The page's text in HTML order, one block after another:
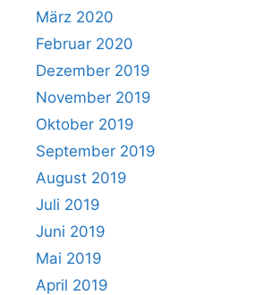
März 2020
Februar 2020
Dezember 2019
November 2019
Oktober 2019
September 2019
August 2019
Juli 2019
Juni 2019
Mai 2019
April 2019